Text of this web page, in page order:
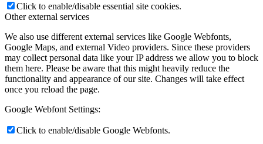
Click to enable/disable essential site cookies.
Other external services
We also use different external services like Google Webfonts,
Google Maps, and external Video providers. Since these providers
may collect personal data like your IP address we allow you to block
them here. Please be aware that this might heavily reduce the
functionality and appearance of our site. Changes will take effect
once you reload the page.
Google Webfont Settings:
Click to enable/disable Google Webfonts.